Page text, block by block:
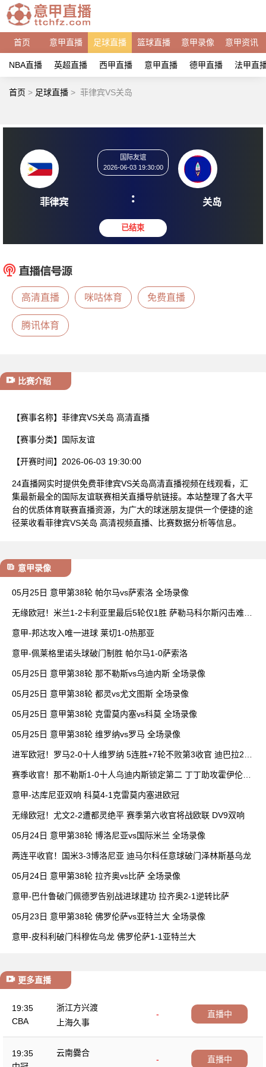
首页 意甲直播 足球直播 篮球直播 意甲录像 意甲资讯
NBA直播 英超直播 西甲直播 意甲直播 德甲直播 法甲直
首页 > 足球直播 > 菲律宾VS关岛
菲律宾
2026-06-03 19:30:00
: 关
高清直播 咪咕体育 免费直播
腾讯体育
比赛介绍
【赛事名称】 菲律宾VS关岛 高清直播
【赛事分类】 国际友谊
【开赛时间】 2026-06-03 19:30:00
24直播网实时提供免费菲律宾VS关岛高清直播视频在线观看，汇
集最新最全的国际友谊联赛相关直播导航链接。本站整理了各大平
台的优质体育联赛直播资源，为广大的球迷朋友提供一个便捷的途
径莱收看菲律宾VS关岛 高清视频直播、比赛数据分析等信息。
意甲录像
05月25日 意甲第38轮 帕尔马vs萨索洛 全场录像
无缘欧冠！米兰1-2卡利亚里最后5轮仅1胜 萨勒马科尔斯闪击难救
意甲-邦达攻入唯一进球 莱切1-0热那亚
意甲-佩莱格里诺头球破门制胜 帕尔马1-0萨索洛
05月25日 意甲第38轮 那不勒斯vs乌迪内斯 全场录像
05月25日 意甲第38轮 都灵vs尤文图斯 全场录像
05月25日 意甲第38轮 克雷莫内塞vs科莫 全场录像
05月25日 意甲第38轮 维罗纳vs罗马 全场录像
进军欧冠！罗马2-0十人维罗纳 5连胜+7轮不败第3收官 迪巴拉2助
赛季收官！那不勒斯1-0十人乌迪内斯锁定第二 丁丁助攻霍伊伦制
意甲-达库尼亚双响 科莫4-1克雷莫内塞进欧冠
无缘欧冠！尤文2-2遭都灵绝平 赛季第六收官将战欧联 DV9双响
05月24日 意甲第38轮 博洛尼亚vs国际米兰 全场录像
两连平收官！国米3-3博洛尼亚 迪马尔科任意球破门泽林斯基乌龙
05月24日 意甲第38轮 拉齐奥vs比萨 全场录像
意甲-巴什鲁破门佩德罗告别战进球建功 拉齐奥2-1逆转比萨
05月23日 意甲第38轮 佛罗伦萨vs亚特兰大 全场录像
意甲-皮科利破门科穆佐乌龙 佛罗伦萨1-1亚特兰大
更多直播
19:35
CBA
浙江方兴渡
-
上海久事
直播中
19:35
云南爨合
- 直播中